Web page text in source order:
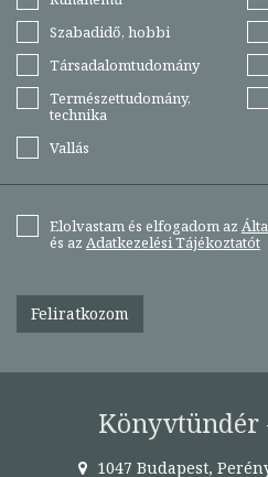
Szabadidő, hobbi
Társadalomtudomány
Természettudomány,
technika
Vallás
Elolvastam és elfogadom az
és az Adatkezelési Tájékoztatót
Feliratkozom
Könyvtündér
1047 Budapest,